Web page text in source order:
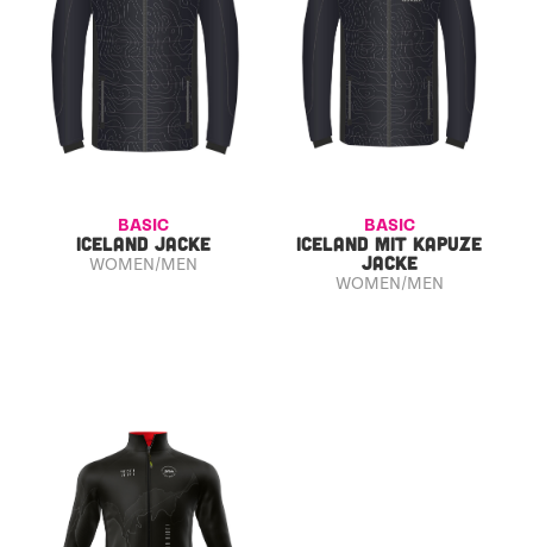
BASIC
ICELAND JACKE
WOMEN/MEN
BASIC
ICELAND MIT KAPUZE
JACKE
WOMEN/MEN